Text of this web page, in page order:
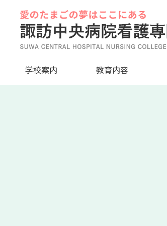
content
学校案内 教育内容